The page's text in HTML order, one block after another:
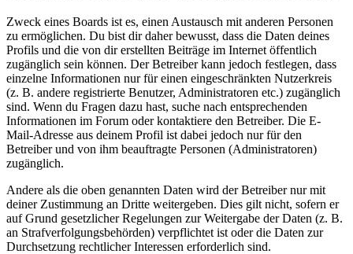
Zweck eines Boards ist es, einen Austausch mit anderen Personen
zu ermöglichen. Du bist dir daher bewusst, dass die Daten deines
Profils und die von dir erstellten Beiträge im Internet öffentlich
zugänglich sein können. Der Betreiber kann jedoch festlegen, dass
einzelne Informationen nur für einen eingeschränkten Nutzerkreis
(z. B. andere registrierte Benutzer, Administratoren etc.) zugänglich
sind. Wenn du Fragen dazu hast, suche nach entsprechenden
Informationen im Forum oder kontaktiere den Betreiber. Die E-
Mail-Adresse aus deinem Profil ist dabei jedoch nur für den
Betreiber und von ihm beauftragte Personen (Administratoren)
zugänglich.
Andere als die oben genannten Daten wird der Betreiber nur mit
deiner Zustimmung an Dritte weitergeben. Dies gilt nicht, sofern er
auf Grund gesetzlicher Regelungen zur Weitergabe der Daten (z. B.
an Strafverfolgungsbehörden) verpflichtet ist oder die Daten zur
Durchsetzung rechtlicher Interessen erforderlich sind.